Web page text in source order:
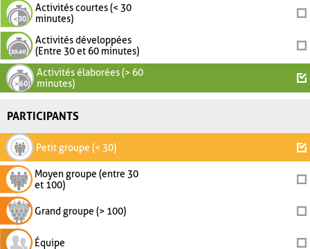
Activités courtes (< 30
minutes)
Activités développées
(Entre 30 et 60 minutes)
Activités élaborées (> 60
minutes)
PARTICIPANTS
Petit groupe (< 30)
Moyen groupe (entre 30
et 100)
Grand groupe (> 100)
Équipe